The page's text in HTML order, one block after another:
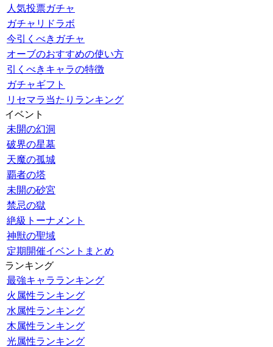
人気投票ガチャ
ガチャリドラボ
今引くべきガチャ
オーブのおすすめの使い方
引くべきキャラの特徴
ガチャギフト
リセマラ当たりランキング
イベント
未開の幻洞
破界の星墓
天魔の孤城
覇者の塔
未開の砂宮
禁忌の獄
絶級トーナメント
神獣の聖域
定期開催イベントまとめ
ランキング
最強キャラランキング
火属性ランキング
水属性ランキング
木属性ランキング
光属性ランキング